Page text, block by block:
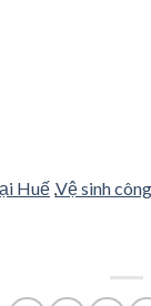
Huế ,Vệ sinh